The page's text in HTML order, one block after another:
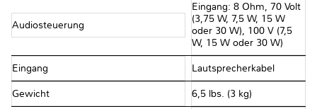
Audiosteuerung
Eingang: 8 Ohm, 70 Volt
(3,75 W, 7,5 W, 15 W
oder 30 W), 100 V (7,5
W, 15 W oder 30 W)
Eingang Lautsprecherkabel
Gewicht 6,5 lbs. (3 kg)